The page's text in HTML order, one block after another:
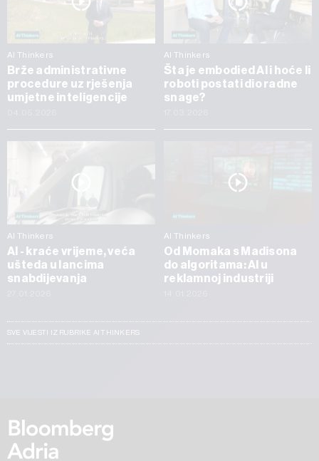
AI Thinkers
Brže administrativne
procedure uz rješenja
umjetne inteligencije
AI Thinkers
Šta je embodied AI i hoće li
roboti postati dio radne
snage?
AI Thinkers
AI - kraće vrijeme, veća
ušteda u lancima
snabdijevanja
AI Thinkers
Od Momaka s Madisona
do algoritama: AI u
reklamnoj industriji
SVE VIJESTI IZ RUBRIKE AI THINKERS